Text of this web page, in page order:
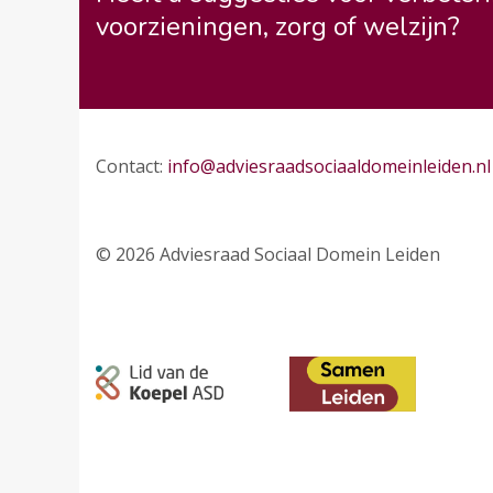
voorzieningen, zorg of welzijn?
Contact: info@adviesraadsociaaldomeinleiden.nl
© 2026 Adviesraad Sociaal Domein Leiden